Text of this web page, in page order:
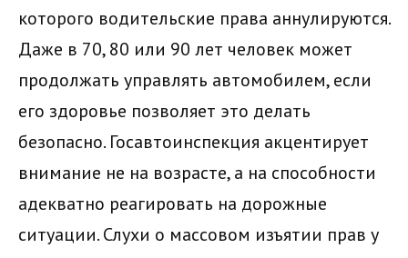
которого водительские права аннулируются.
Даже в 70, 80 или 90 лет человек может
продолжать управлять автомобилем, если
его здоровье позволяет это делать
безопасно. Госавтоинспекция акцентирует
внимание не на возрасте, а на способности
адекватно реагировать на дорожные
ситуации. Слухи о массовом изъятии прав у